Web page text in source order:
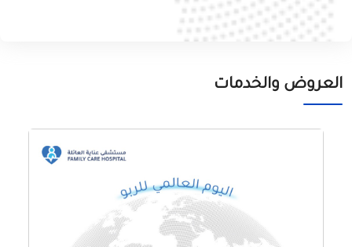
العروض والخدمات